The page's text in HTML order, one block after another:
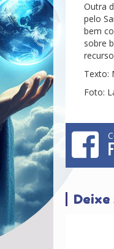
Outra
pelo
bem
sobre
Texto:
Foto: